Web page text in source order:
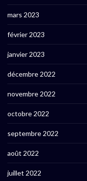
mars 2023
février 2023
janvier 2023
décembre 2022
novembre 2022
octobre 2022
septembre 2022
août 2022
juillet 2022